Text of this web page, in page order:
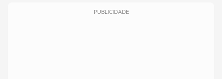
PUBLICIDADE